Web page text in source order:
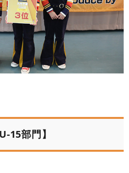
U-15部門】